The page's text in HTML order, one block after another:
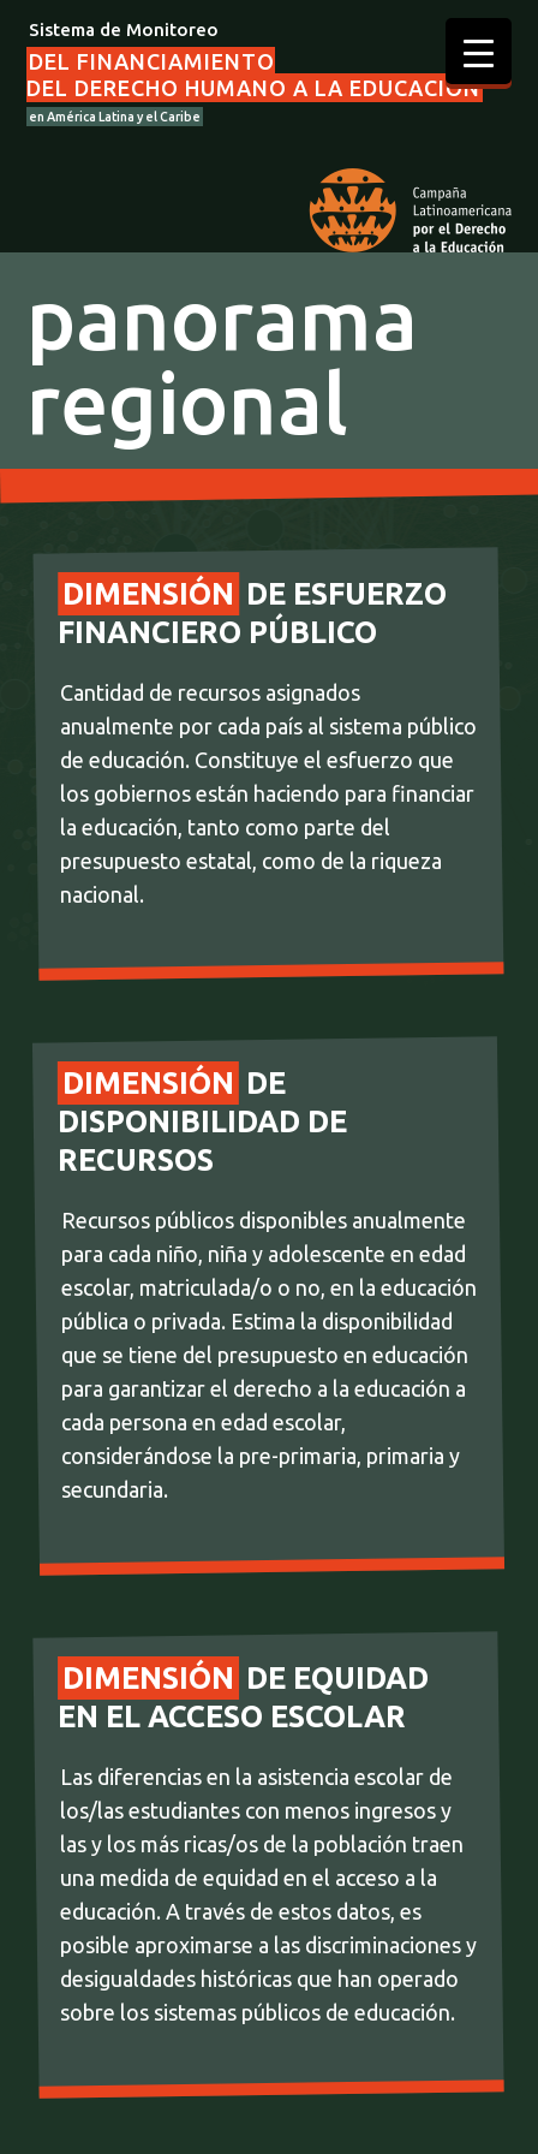
Sistema de Monitoreo
DEL FINANCIAMIENTO
DEL DERECHO HUMANO A LA EDUCACIÓN
en América Latina y el Caribe
panorama
regional
DIMENSIÓN DE ESFUERZO
FINANCIERO PÚBLICO
Cantidad de recursos asignados
anualmente por cada país al sistema público
de educación. Constituye el esfuerzo que
los gobiernos están haciendo para financiar
la educación, tanto como parte del
presupuesto estatal, como de la riqueza
nacional.
DIMENSIÓN DE
DISPONIBILIDAD DE
RECURSOS
Recursos públicos disponibles anualmente
para cada niño, niña y adolescente en edad
escolar, matriculada/o o no, en la educación
pública o privada. Estima la disponibilidad
que se tiene del presupuesto en educación
para garantizar el derecho a la educación a
cada persona en edad escolar,
considerándose la pre-primaria, primaria y
secundaria.
DIMENSIÓN DE EQUIDAD
EN EL ACCESO ESCOLAR
Las diferencias en la asistencia escolar de
los/las estudiantes con menos ingresos y
las y los más ricas/os de la población traen
una medida de equidad en el acceso a la
educación. A través de estos datos, es
posible aproximarse a las discriminaciones y
desigualdades históricas que han operado
sobre los sistemas públicos de educación.